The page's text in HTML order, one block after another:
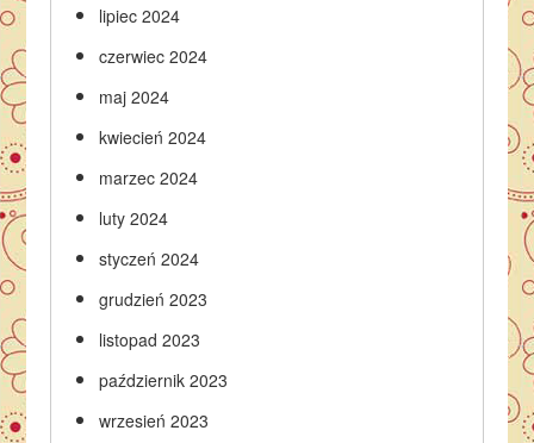
lipiec 2024
czerwiec 2024
maj 2024
kwiecień 2024
marzec 2024
luty 2024
styczeń 2024
grudzień 2023
listopad 2023
październik 2023
wrzesień 2023